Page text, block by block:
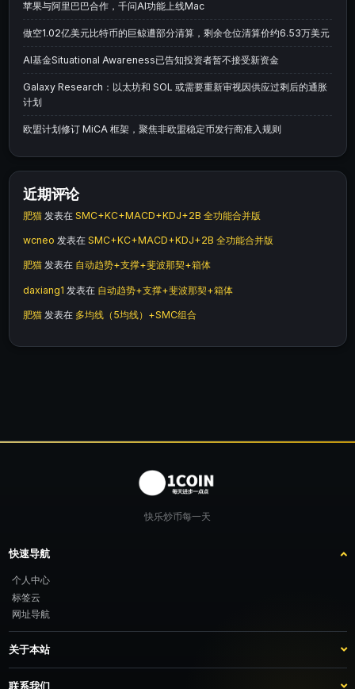
苹果与阿里巴巴合作，千问AI功能上线Mac
做空1.02亿美元比特币的巨鲸遭部分清算，剩余仓位清算价约6.53万美元
AI基金Situational Awareness已告知投资者暂不接受新资金
Galaxy Research：以太坊和 SOL 或需要重新审视因供应过剩后的通胀
计划
欧盟计划修订 MiCA 框架，聚焦非欧盟稳定币发行商准入规则
近期评论
肥猫 发表在 SMC+KC+MACD+KDJ+2B 全功能合并版
wcneo 发表在 SMC+KC+MACD+KDJ+2B 全功能合并版
肥猫 发表在 自动趋势+支撑+斐波那契+箱体
daxiang1 发表在 自动趋势+支撑+斐波那契+箱体
肥猫 发表在 多均线（5均线）+SMC组合
快乐炒币每一天
快速导航
个人中心
标签云
网址导航
关于本站
站点介绍
客服咨询
联系我们